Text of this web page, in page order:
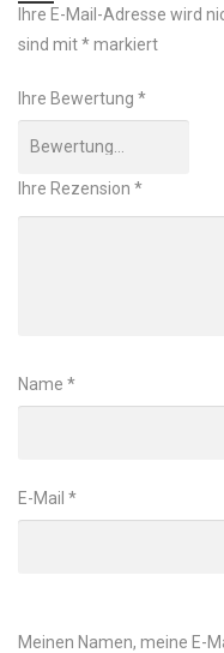
Ihre E-Mail-Adresse wird
sind mit*markiert
Ihre Bewertung *
Ihre Rezension *
Name *
E-Mail *
Meinen Namen, meine E-